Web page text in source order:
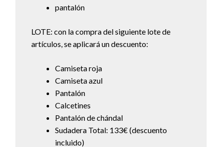
pantalón
LOTE: con la compra del siguiente lote de
artículos, se aplicará un descuento:
Camiseta roja
Camiseta azul
Pantalón
Calcetines
Pantalón de chándal
Sudadera Total: 133€ (descuento
incluido)